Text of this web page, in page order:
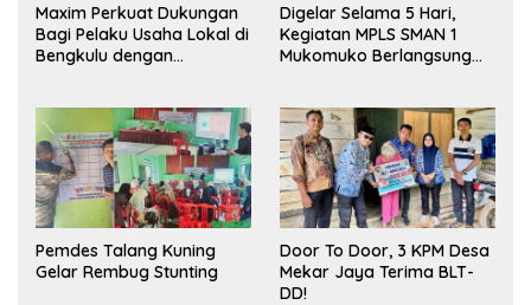
Maxim Perkuat Dukungan
Bagi Pelaku Usaha Lokal di
Bengkulu dengan
Pasar
Digelar Selama 5 Hari,
Kegiatan MPLS SMAN 1
Mukomuko Berlangsung
Pemdes Talang Kuning
Gelar Rembug Stunting
Door To Door, 3 KPM Desa
Mekar Jaya Terima BLT-
DD!